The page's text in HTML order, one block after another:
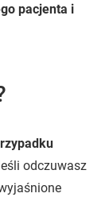
pacjenta i
odczuwasz